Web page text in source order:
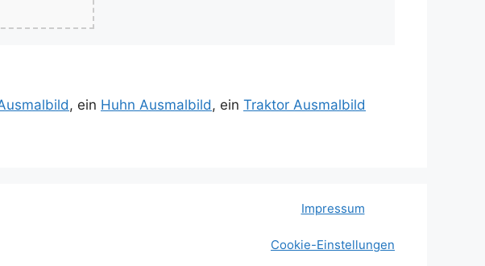
, ein Huhn Ausmalbild, ein Traktor Ausmalbild
Impressum
Cookie-Einstellungen